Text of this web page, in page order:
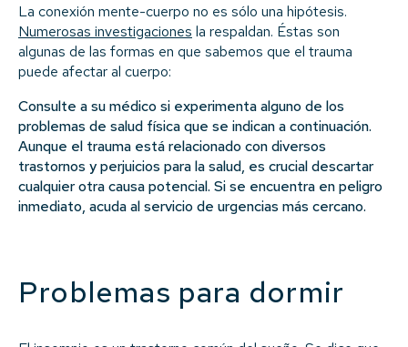
La conexión mente-cuerpo no es sólo una hipótesis.
Numerosas investigaciones la respaldan. Éstas son
algunas de las formas en que sabemos que el trauma
puede afectar al cuerpo:
Consulte a su médico si experimenta alguno de los
problemas de salud física que se indican a continuación.
Aunque el trauma está relacionado con diversos
trastornos y perjuicios para la salud, es crucial descartar
cualquier otra causa potencial. Si se encuentra en peligro
inmediato, acuda al servicio de urgencias más cercano.
Problemas para dormir